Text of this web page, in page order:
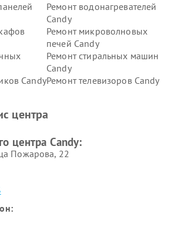
Ремонт водонагревателей
Candy
Ремонт микроволновых
печей Candy
Ремонт стиральных машин
Candy
CandyРемонт телевизоров Candy
центра
центра Candy:
Пожарова, 22